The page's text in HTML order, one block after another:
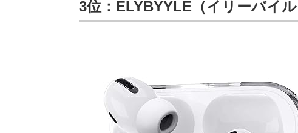
3位：ELYBYYLE（イリーバイ